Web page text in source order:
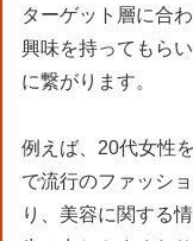
ターゲット層に合
興味を持ってもら
に繋がります。
例えば、20代女性
で流行のファッシ
り、美容に関する